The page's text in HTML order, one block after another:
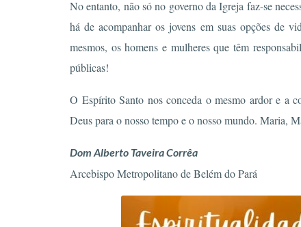
No entanto, não só no governo da Igreja faz-se
há de acompanhar os jovens em suas opções de
mesmos, os homens e mulheres que têm
públicas!
O Espírito Santo nos conceda o mesmo ardor e a
Deus para o nosso tempo e o nosso mundo. Maria,
Dom Alberto Taveira Corrêa
Arcebispo Metropolitano de Belém do Pará